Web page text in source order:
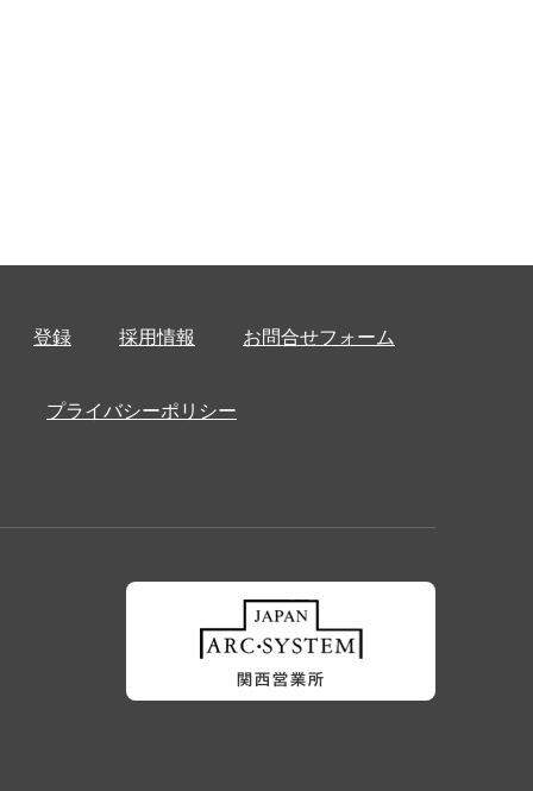
登録 採用情報 お問合せフォーム
プライバシーポリシー